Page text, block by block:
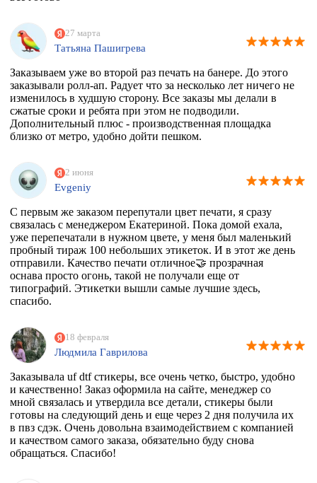
27 марта
Татьяна Пашигрева
Заказываем уже во второй раз печать на банере. До этого
заказывали ролл-ап. Радует что за несколько лет ничего не
изменилось в худшую сторону. Все заказы мы делали в
сжатые сроки и ребята при этом не подводили.
Дополнительный плюс - производственная площадка
близко от метро, удобно дойти пешком.
2 июня
Evgeniy
С первым же заказом перепутали цвет печати, я сразу
связалась с менеджером Екатериной. Пока домой ехала,
уже перепечатали в нужном цвете, у меня был маленький
пробный тираж 100 небольших этикеток. И в этот же день
отправили. Качество печати отличное🤝 прозрачная
оснава просто огонь, такой не получали еще от
типографий. Этикетки вышли самые лучшие здесь,
спасибо.
18 февраля
Людмила Гаврилова
Заказывала uf dtf стикеры, все очень четко, быстро, удобно
и качественно! Заказ оформила на сайте, менеджер со
мной связалась и утвердила все детали, стикеры были
готовы на следующий день и еще через 2 дня получила их
в пвз сдэк. Очень довольна взаимодействием с компанией
и качеством самого заказа, обязательно буду снова
обращаться. Спасибо!